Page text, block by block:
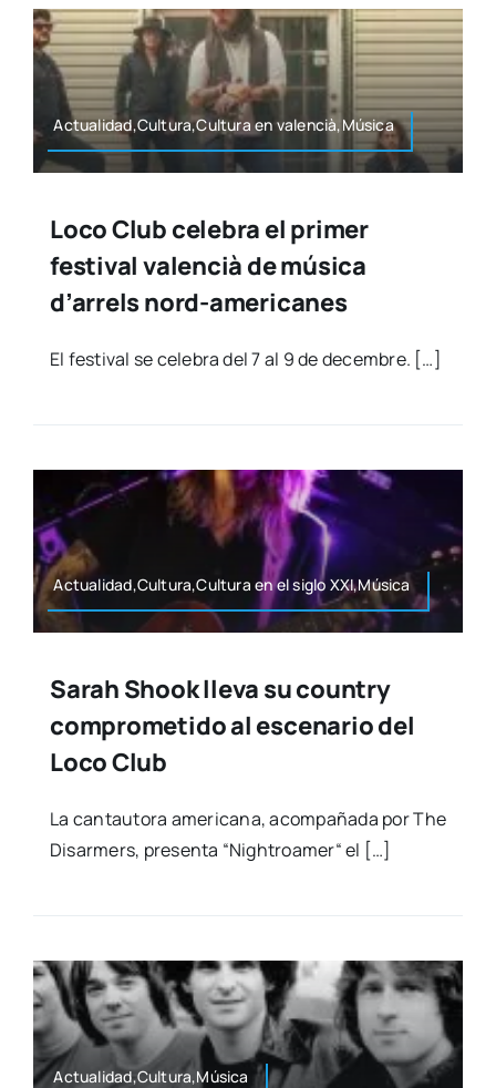
Actualidad,Cultura,Cultura en valencià,Música
Loco Club celebra el primer
festival valencià de música
d’arrels nord-americanes
El fes­ti­val se cele­bra del 7 al 9 de decem­bre. […]
Actualidad,Cultura,Cultura en el siglo XXI,Música
Sarah Shook lleva su country
comprometido al escenario del
Loco Club
La can­tau­to­ra ame­ri­ca­na, acom­pa­ña­da por The
Disar­mers, pre­sen­ta “Nigh­troa­mer“ el […]
Actualidad,Cultura,Música